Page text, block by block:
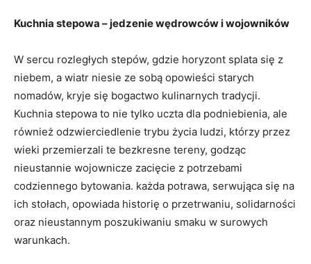
Kuchnia stepowa⁢ – jedzenie wędrowców‌ i wojowników
W sercu ⁣rozległych stepów,​ gdzie‍ horyzont⁢ splata się z
niebem, a ​wiatr niesie ze sobą opowieści starych
nomadów, ​kryje się bogactwo kulinarnych tradycji.
Kuchnia⁣ stepowa to nie tylko uczta dla podniebienia, ale
również odzwierciedlenie trybu życia ludzi, którzy⁣ przez
wieki przemierzali te bezkresne tereny, godząc
nieustannie ⁤wojownicze zacięcie z​ potrzebami
codziennego bytowania. każda potrawa, serwująca się‍ na
ich stołach, opowiada historię o przetrwaniu, solidarności
oraz nieustannym poszukiwaniu smaku w⁣ surowych
warunkach.